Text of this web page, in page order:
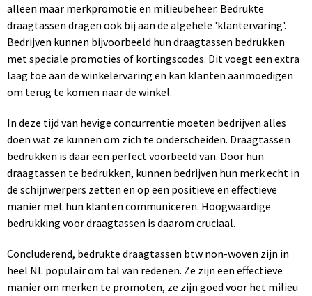
alleen maar merkpromotie en milieubeheer. Bedrukte
draagtassen dragen ook bij aan de algehele 'klantervaring'.
Bedrijven kunnen bijvoorbeeld hun draagtassen bedrukken
met speciale promoties of kortingscodes. Dit voegt een extra
laag toe aan de winkelervaring en kan klanten aanmoedigen
om terug te komen naar de winkel.
In deze tijd van hevige concurrentie moeten bedrijven alles
doen wat ze kunnen om zich te onderscheiden. Draagtassen
bedrukken is daar een perfect voorbeeld van. Door hun
draagtassen te bedrukken, kunnen bedrijven hun merk echt in
de schijnwerpers zetten en op een positieve en effectieve
manier met hun klanten communiceren. Hoogwaardige
bedrukking voor draagtassen is daarom cruciaal.
Concluderend, bedrukte draagtassen btw non-woven zijn in
heel NL populair om tal van redenen. Ze zijn een effectieve
manier om merken te promoten, ze zijn goed voor het milieu